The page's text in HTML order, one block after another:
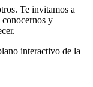
Te invitamos a
y
interactivo de la